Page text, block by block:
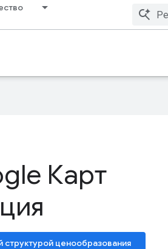
Карт
структурой ценообразования